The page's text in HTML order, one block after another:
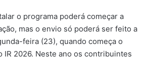
o programa poderá começar a
mas o envio só poderá ser feito a
feira (23), quando começa o
IR 2026. Neste ano os contribuintes